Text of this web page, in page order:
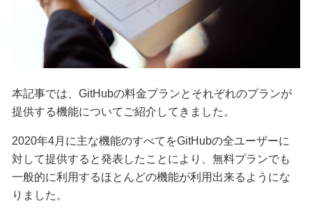
本記事では、GitHubの料金プランとそれぞれのプランが
提供する機能についてご紹介してきました。
2020年4月に主な機能のすべてをGitHubの全ユーザーに
対して提供すると発表したことにより、無料プランでも
一般的に利用するほとんどの機能が利用出来るようにな
りました。